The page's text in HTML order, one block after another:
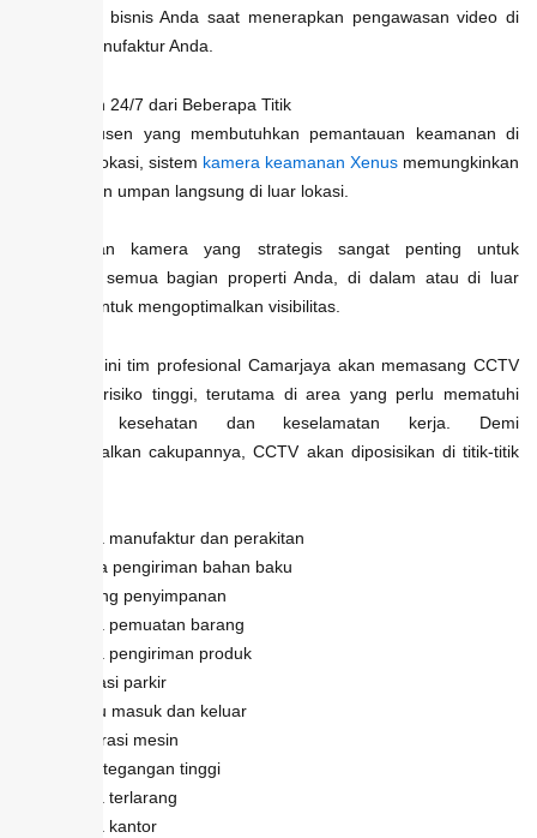
didapatkan bisnis Anda saat menerapkan pengawasan video di
fasilitas manufaktur Anda.
1. Cakupan 24/7 dari Beberapa Titik
Bagi produsen yang membutuhkan pemantauan keamanan di
beberapa lokasi, sistem kamera keamanan Xenus memungkinkan
penayangan umpan langsung di luar lokasi.
Penempatan kamera yang strategis sangat penting untuk
mencakup semua bagian properti Anda, di dalam atau di luar
ruangan, untuk mengoptimalkan visibilitas.
Dalam hal ini tim profesional Camarjaya akan memasang CCTV
di area berisiko tinggi, terutama di area yang perlu mematuhi
pedoman kesehatan dan keselamatan kerja. Demi
memaksimalkan cakupannya, CCTV akan diposisikan di titik-titik
Area manufaktur dan perakitan
Zona pengiriman bahan baku
Ruang penyimpanan
Area pemuatan barang
Area pengiriman produk
Garasi parkir
Pintu masuk dan keluar
Operasi mesin
Titik tegangan tinggi
Area terlarang
Area kantor